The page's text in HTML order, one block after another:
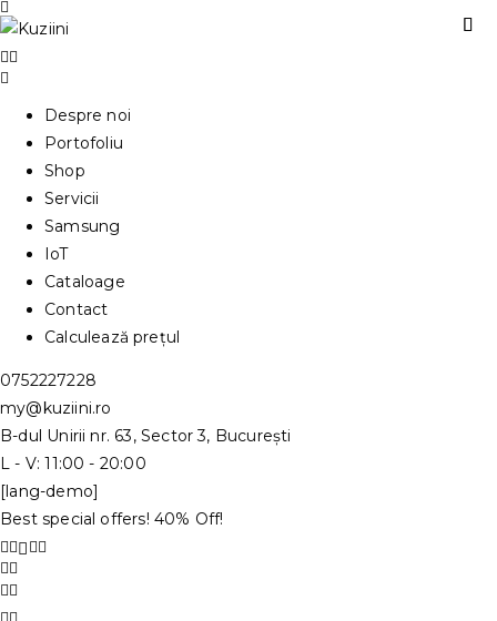
Despre noi
Portofoliu
Shop
Servicii
Samsung
IoT
Cataloage
Contact
Calculează prețul
0752227228
my@kuziini.ro
B-dul Unirii nr. 63, Sector 3, București
L - V: 11:00 - 20:00
[lang-demo]
Best special offers! 40% Off!